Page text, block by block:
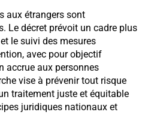
aux étrangers sont
Le décret prévoit un cadre plus
le suivi des mesures
avec pour objectif
accrue aux personnes
vise à prévenir tout risque
traitement juste et équitable
juridiques nationaux et